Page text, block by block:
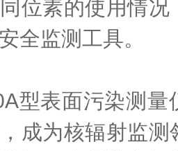
位素的使用情
全监测工具。
型表面污染测量
成为核辐射监